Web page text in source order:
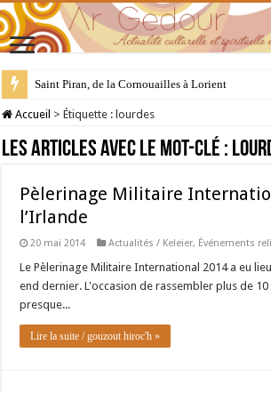
Saint Piran, de la Cornouailles à Lorient
28 juillet : Saint Samson de Dol, père de la
Accueil > Étiquette :lourdes
Les articles avec le mot-clé :
Pèlerinage Militaire
l’Irlande
20 mai 2014 Actualités / Keleier, Événements
Le Pèlerinage Militaire International 2014 a eu
end dernier. L'occasion de rassembler plus de
presque...
Lire la suite / gouzout hiroc'h »